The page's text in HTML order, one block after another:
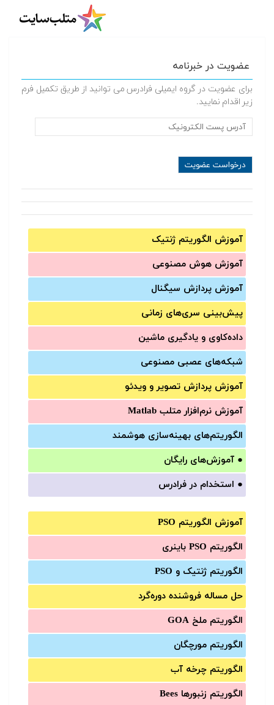
عضویت در خبرنامه
برای عضویت در گروه ایمیلی فرادرس می توانید از طریق تکمیل فرم
زیر اقدام نمایید.
آموزش الگوریتم ژنتیک
آموزش‌ هوش مصنوعی
آموزش‌ پردازش سیگنال
پیش‌‌بینی سری‌‌های زمانی
داده‌کاوی و یادگیری ماشین
شبکه‌های عصبی مصنوعی
آموزش‌ پردازش تصویر و ویدئو
آموزش‌ نرم‌افزار متلب Matlab
الگوریتم‌های بهینه‌سازی هوشمند
● آموزش‌های رایگان
● استخدام در فرادرس
آموزش الگوریتم PSO
الگوریتم PSO باینری
الگوریتم ژنتیک و PSO
حل مساله فروشنده دوره‌گرد
الگوریتم ملخ GOA
الگوریتم مورچگان
الگوریتم چرخه آب
الگوریتم زنبورها Bees